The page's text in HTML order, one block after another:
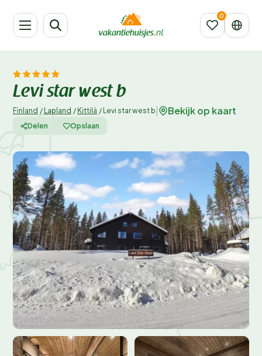
Levi star west b
Finland / Lapland / Kittilä / Levi star west b Bekijk op kaart
Delen Opslaan